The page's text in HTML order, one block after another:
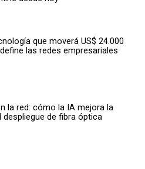
que moverá US$ 24.000
las redes empresariales
la red: cómo la IA mejora la
despliegue de fibra óptica